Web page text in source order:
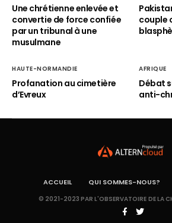
Une chrétienne enlevée et
convertie de force confiée
par un tribunal à une
musulmane
couple
HAUTE-NORMANDIE
Profanation au cimetière
d’Evreux
AFRIQUE
Débat
anti-
ACCUEIL QUI SOMMES-NOUS?
© 2021-2023 PAR L'OBSERVATOIRE DE LA